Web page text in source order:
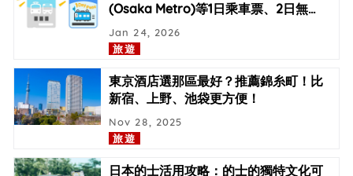
(Osaka Metro)等1日乘車票、2日無…
旅遊
Jan 24, 2026
東京酒店選那區最好？推薦錦糸町！比
新宿、上野、池袋更方便！
旅遊
Nov 28, 2025
日本的士活用攻略：的士的獨特文化可